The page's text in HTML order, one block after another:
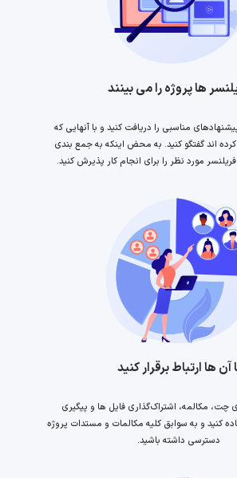
ها پروژه را می بینند
مناسبی را دریافت کنید و با آنهایی که
اند گفتگو کنید. به محض اینکه به جمع بندی
مورد نظر را برای انجام کار پذیرش کنید.
آن ها ارتباط برقرار کنید
چت، مکالمه، اشتراک‌گذاری فایل ها و پیگیری
کنید و به سوابق کلیه مکالمات و مستدات پروژه
دسترسی داشته باشید.